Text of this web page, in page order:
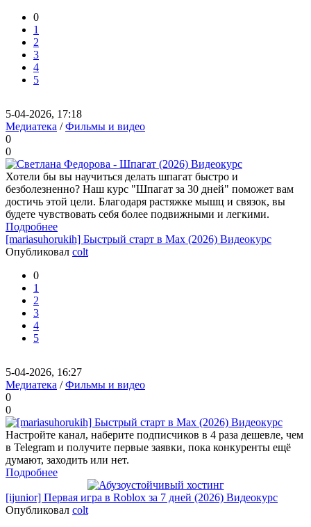
0
1
2
3
4
5
5-04-2026, 17:18
Медиатека /Фильмы и видео
0
0
Хотели бы вы научиться делать шпагат быстро и
безболезненно? Наш курс "Шпагат за 30 дней" поможет вам
достичь этой цели. Благодаря растяжке мышц и связок, вы
будете чувствовать себя более подвижными и легкими.
Подробнее
[mariasuhorukih] Быстрый старт в Max (2026) Видеокурс
Опубликовал colt
0
1
2
3
4
5
5-04-2026, 16:27
Медиатека /Фильмы и видео
0
0
Настройте канал, наберите подписчиков в 4 раза дешевле, чем
в Telegram и получите первые заявки, пока конкуренты ещё
думают, заходить или нет.
Подробнее
[ijunior] Первая игра в Roblox за 7 дней (2026) Видеокурс
Опубликовал colt